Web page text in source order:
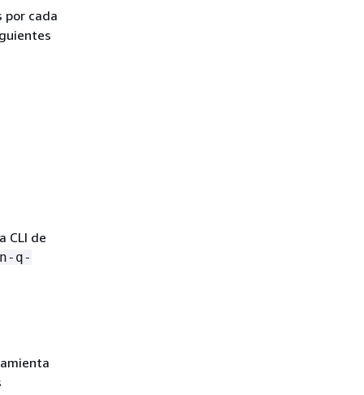
por cada
CLI de
q-